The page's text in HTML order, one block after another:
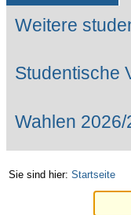
Weitere
Studentische
Wahlen 2026/
Sie sind hier: Startseite